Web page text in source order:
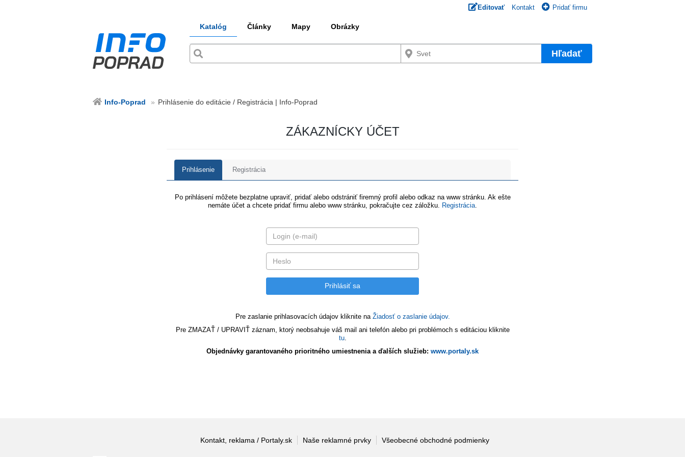
Editovať Kontakt Pridať firmu
Katalóg Články Mapy Obrázky
Hľadať
Info-Poprad Prihlásenie do editácie / Registrácia | Info-Poprad
ZÁKAZNÍCKY ÚČET
Prihlásenie Registrácia
Po prihlásení môžete bezplatne upraviť, pridať alebo odstrániť firemný profil alebo odkaz na www stránku. Ak ešte
nemáte účet a chcete pridať firmu alebo www stránku, pokračujte cez záložku.
Registrácia
Pre zaslanie prihlasovacích údajov kliknite na Žiadosť o zaslanie údajov.
Pre ZMAZAŤ / UPRAVIŤ záznam, ktorý neobsahuje váš mail ani telefón alebo pri problémoch s editáciou kliknite
tu.
Objednávky garantovaného prioritného umiestnenia a ďalších služieb: www.portaly.sk
Kontakt, reklama / Portaly.sk Naše reklamné prvky Všeobecné obchodné podmienky